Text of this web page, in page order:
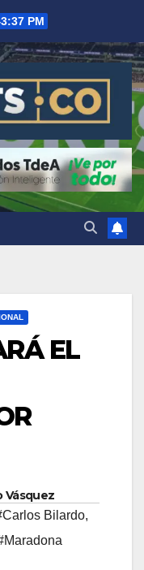
PM
EL
Vásquez
Bilardo,